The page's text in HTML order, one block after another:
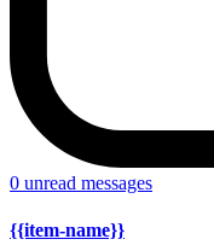
0 unread messages
{{item-name}}